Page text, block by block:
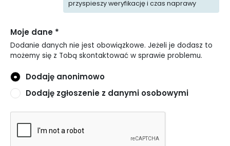
przyspieszy weryfikację i czas naprawy
Moje dane *
Dodanie danych nie jest obowiązkowe. Jeżeli je dodasz to
możemy się z Tobą skontaktować w sprawie problemu.
Dodaję anonimowo
Dodaję zgłoszenie z danymi osobowymi